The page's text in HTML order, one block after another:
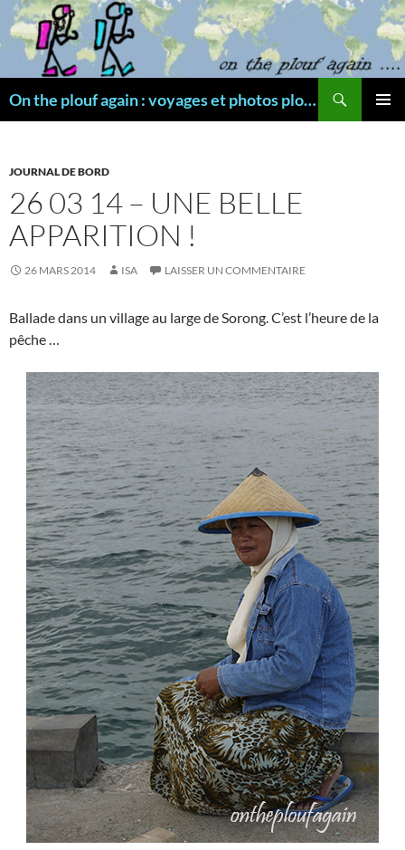
Aller
au
contenu
On the plouf again : voyages et photos plongée
JOURNAL DE BORD
26 03 14 – UNE BELLE
APPARITION !
26 MARS 2014 ISA LAISSER UN COMMENTAIRE
Ballade dans un village au large de Sorong. C’est l’heure de la
pêche …